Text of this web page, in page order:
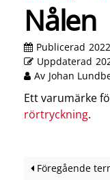
Nålen
Publicerad
Uppdaterad
Av Johan
Ett varumärke
rörtryckning.
Föregående